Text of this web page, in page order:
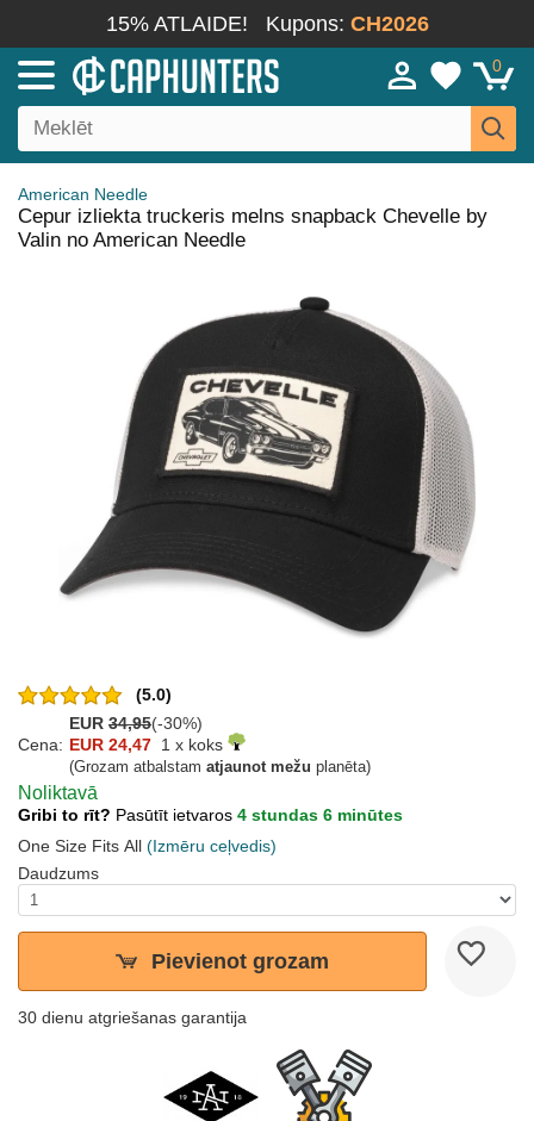
15% ATLAIDE! Kupons: CH2026
0
American Needle
Cepur izliekta truckeris melns snapback Chevelle by
Valin no American Needle
(5.0)
EUR 34,95(-30%)
Cena: EUR 24,47 1 x koks
(Grozam atbalstam atjaunot mežu planēta)
Noliktavā
Gribi to rīt? Pasūtīt ietvaros 4 stundas 6 minūtes
One Size Fits All (Izmēru ceļvedis)
Daudzums
Pievienot grozam
30 dienu atgriešanas garantija